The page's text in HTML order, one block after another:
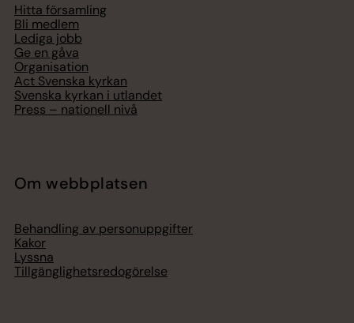
Hitta församling
Bli medlem
Lediga jobb
Ge en gåva
Organisation
Act Svenska kyrkan
Svenska kyrkan i utlandet
Press – nationell nivå
Om webbplatsen
Behandling av personuppgifter
Kakor
Lyssna
Tillgänglighetsredogörelse